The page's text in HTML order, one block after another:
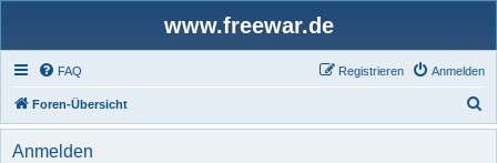
www.freewar.de
FAQ Anmelden
Registrieren
Foren-Übersicht
u
Anmelden